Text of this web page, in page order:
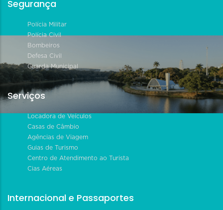
Segurança
Polícia Militar
Polícia Civil
Bombeiros
Defesa Civil
Guarda Municipal
Serviços
Locadora de Veículos
Casas de Câmbio
Agências de Viagem
Guias de Turismo
Centro de Atendimento ao Turista
Cias Aéreas
Internacional e Passaportes